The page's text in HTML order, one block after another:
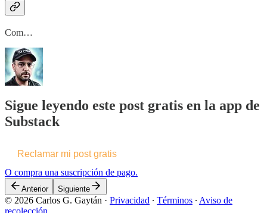
Com…
Sigue leyendo este post gratis en la app de
Substack
Reclamar mi post gratis
O compra una suscripción de pago.
Anterior Siguiente
© 2026 Carlos G. Gaytán · Privacidad ∙ Términos ∙ Aviso de